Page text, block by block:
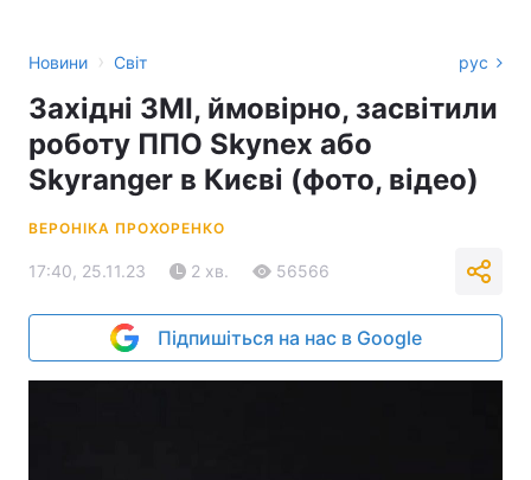
Новини › Світ рус
Західні ЗМІ, ймовірно, засвітили
роботу ППО Skynex або
Skyranger в Києві (фото, відео)
ВЕРОНІКА ПРОХОРЕНКО
17:40, 25.11.23 2 хв. 56566
Підпишіться на нас в Google